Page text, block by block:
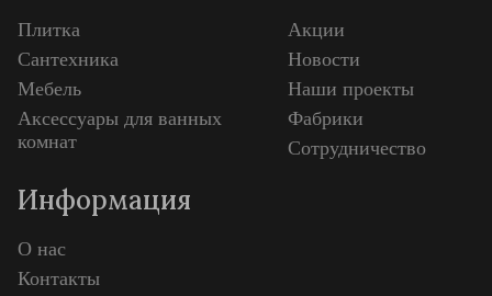
Плитка
Сантехника
Мебель
Аксессуары для ванных
комнат
Акции
Новости
Наши проекты
Фабрики
Сотрудничество
Информация
О нас
Контакты